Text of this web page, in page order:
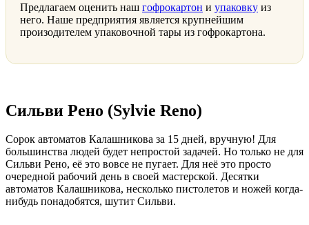
Предлагаем оценить наш гофрокартон и упаковку из
него. Наше предприятия является крупнейшим
произодителем упаковочной тары из гофрокартона.
Сильви Рено (Sylvie Reno)
Сорок автоматов Калашникова за 15 дней, вручную! Для
большинства людей будет непростой задачей. Но только не для
Сильви Рено, её это вовсе не пугает. Для неё это просто
очередной рабочий день в своей мастерской. Десятки
автоматов Калашникова, несколько пистолетов и ножей когда-
нибудь понадобятся, шутит Сильви.